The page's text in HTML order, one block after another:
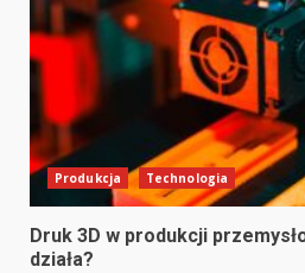
Produkcja Technologia
Druk 3D w produkcji
działa?